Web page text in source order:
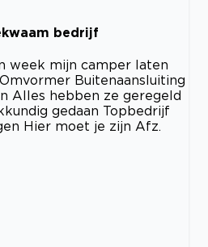
bedrijf
week mijn camper laten
Buitenaansluiting
Alles hebben ze geregeld
gedaan Topbedrijf
Hier moet je zijn Afz.